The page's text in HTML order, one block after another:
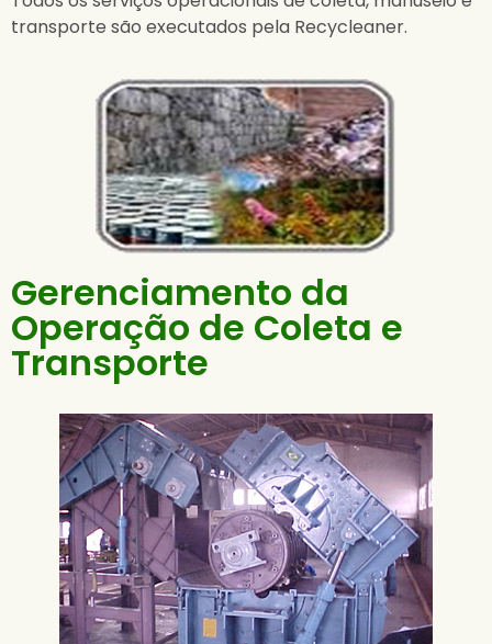
transporte são executados pela Recycleaner.
Gerenciamento da
Operação de Coleta e
Transporte